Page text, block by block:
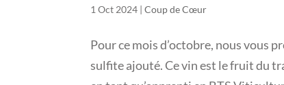
1 Oct 2024 | Coup de Cœur
Pour ce mois d’octobre, nous vous
sulfite ajouté. Ce vin est le fruit du